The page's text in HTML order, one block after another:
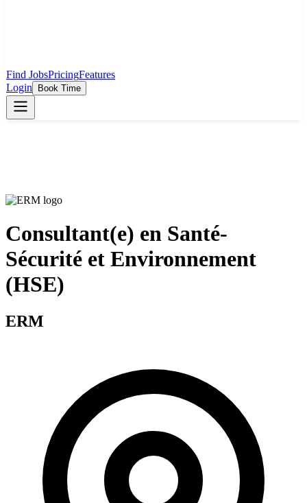
Find JobsPricingFeatures
Login
Book Time
Consultant(e) en Santé-
Sécurité et Environnement
(HSE)
ERM